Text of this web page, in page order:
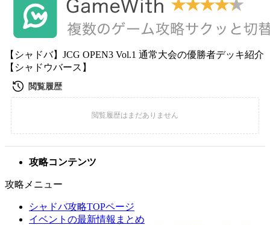
【シャドバ】JCG OPEN3 Vol.1 通常大会の優勝者デッキ紹介
【シャドウバース】
攻略コンテンツ
攻略メニュー
シャドバ攻略TOPページ
イベントの最新情報まとめ